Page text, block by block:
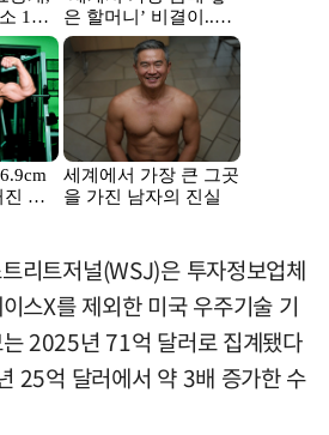
리트저널(WSJ)은 투자정보업체
스X를 제외한 미국 우주기술 기
2025년 71억 달러로 집계됐다
25억 달러에서 약 3배 증가한 수